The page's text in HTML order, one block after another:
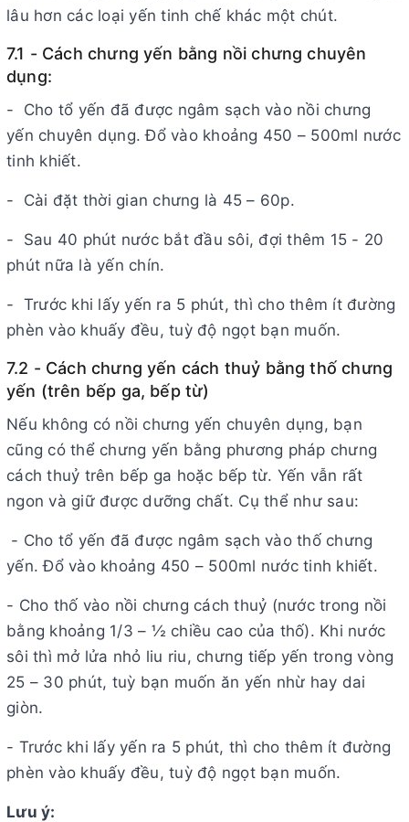
lâu hơn các loại yến tinh chế khác một chút.
7.1 - Cách chưng yến bằng nồi chưng chuyên
dụng:
- Cho tổ yến đã được ngâm sạch vào nồi chưng
yến chuyên dụng. Đổ vào khoảng 450 – 500ml nước
tinh khiết.
- Cài đặt thời gian chưng là 45 – 60p.
- Sau 40 phút nước bắt đầu sôi, đợi thêm 15 - 20
phút nữa là yến chín.
- Trước khi lấy yến ra 5 phút, thì cho thêm ít đường
phèn vào khuấy đều, tuỳ độ ngọt bạn muốn.
7.2 - Cách chưng yến cách thuỷ bằng thố chưng
yến (trên bếp ga, bếp từ)
Nếu không có nồi chưng yến chuyên dụng, bạn
cũng có thể chưng yến bằng phương pháp chưng
cách thuỷ trên bếp ga hoặc bếp từ. Yến vẫn rất
ngon và giữ được dưỡng chất. Cụ thể như sau:
- Cho tổ yến đã được ngâm sạch vào thố chưng
yến. Đổ vào khoảng 450 – 500ml nước tinh khiết.
- Cho thố vào nồi chưng cách thuỷ (nước trong nồi
bằng khoảng 1/3 – ½ chiều cao của thố). Khi nước
sôi thì mở lửa nhỏ liu riu, chưng tiếp yến trong vòng
25 – 30 phút, tuỳ bạn muốn ăn yến nhừ hay dai
giòn.
- Trước khi lấy yến ra 5 phút, thì cho thêm ít đường
phèn vào khuấy đều, tuỳ độ ngọt bạn muốn.
Lưu ý: